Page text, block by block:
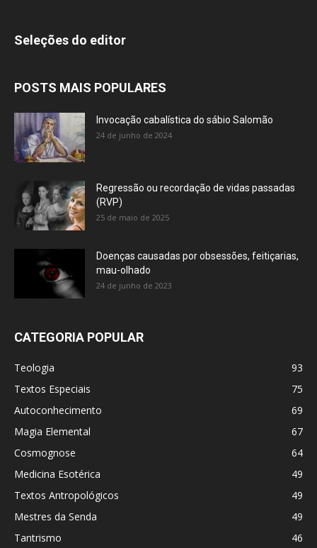
Seleções do editor
POSTS MAIS POPULARES
Invocação cabalística do sábio Salomão
24 de junho de 2024
Regressão ou recordação de vidas passadas
(RVP)
25 de maio de 2025
Doenças causadas por obsessões, feitiçarias,
mau-olhado
24 de junho de 2023
CATEGORIA POPULAR
Teologia
93
Textos Especiais
75
Autoconhecimento
69
Magia Elemental
67
Cosmognose
64
Medicina Esotérica
49
Textos Antropológicos
49
Mestres da Senda
49
Tantrismo
46